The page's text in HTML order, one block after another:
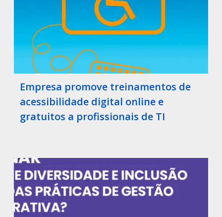
Empresa promove treinamentos de
acessibilidade digital online e
gratuitos a profissionais de TI